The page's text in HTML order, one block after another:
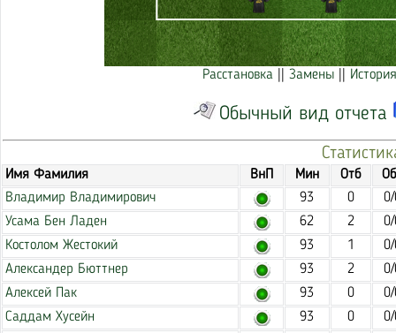
Расстановка Замены
Обычный вид отчета
Имя Фамилия ВнП Мин Отб
Владимир Владимирович
93 0
Усама Бен Ладен
62 2
Костолом Жестокий
93 1
Александер Бюттнер
93 2
Алексей Пак
93 0
Саддам Хусейн
93 0